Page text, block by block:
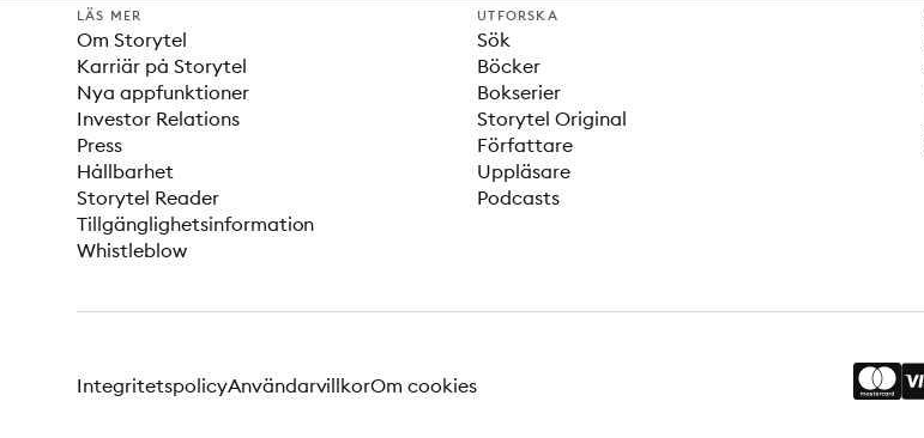
LÄS MER
Om Storytel
Karriär på Storytel
Nya appfunktioner
Investor Relations
Press
Hållbarhet
Storytel Reader
Tillgänglighetsinformation
Whistleblow
UTFORSKA
Sök
Böcker
Bokserier
Storytel Original
Författare
Uppläsare
Podcasts
IntegritetspolicyAnvändarvillkorOm cookies